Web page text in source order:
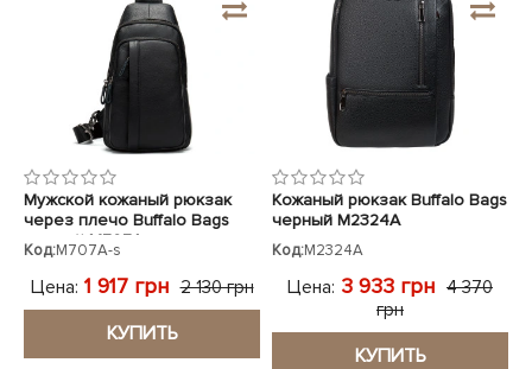
Мужской кожаный рюкзак
через плечо Buffalo Bags
черный M707A
Код:M707A-s
Цена: 1 917 грн 2 130 грн
КУПИТЬ
Кожаный рюкзак Buffalo Bags
черный M2324A
Код:M2324A
Цена: 3 933 грн 4 370
грн
КУПИТЬ